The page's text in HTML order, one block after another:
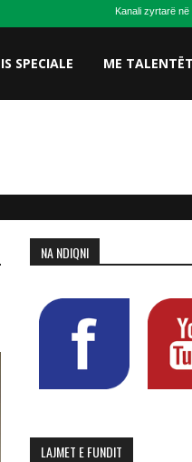
Kanali zyrtarë në
IS SPECIALE ME TALENTËT
NA NDIQNI
LAJMET E FUNDIT